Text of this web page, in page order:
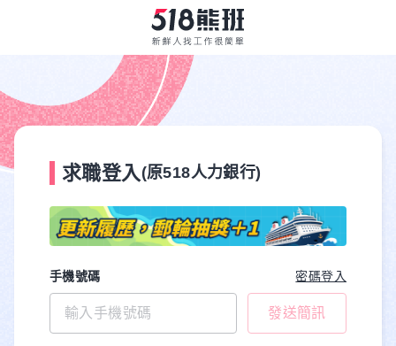
求職登入 (原518人力銀行)
手機號碼 密碼登入
發送簡訊